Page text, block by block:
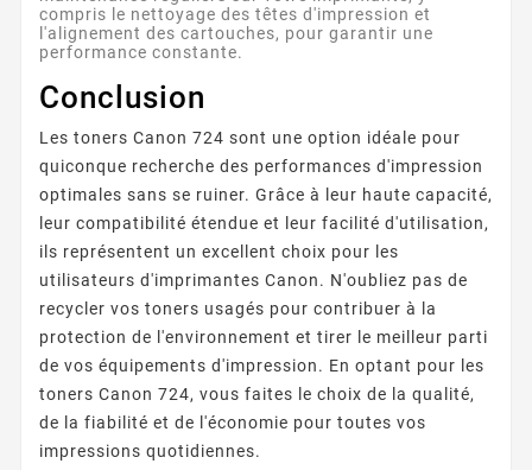
compris le nettoyage des têtes d'impression et
l'alignement des cartouches, pour garantir une
performance constante.
Conclusion
Les toners Canon 724 sont une option idéale pour
quiconque recherche des performances d'impression
optimales sans se ruiner. Grâce à leur haute capacité,
leur compatibilité étendue et leur facilité d'utilisation,
ils représentent un excellent choix pour les
utilisateurs d'imprimantes Canon. N'oubliez pas de
recycler vos toners usagés pour contribuer à la
protection de l'environnement et tirer le meilleur parti
de vos équipements d'impression. En optant pour les
toners Canon 724, vous faites le choix de la qualité,
de la fiabilité et de l'économie pour toutes vos
impressions quotidiennes.